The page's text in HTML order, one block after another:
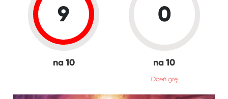
9
na 10
0
na 10
Oceń grę